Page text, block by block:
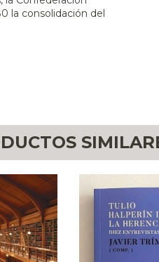
la consolidación del